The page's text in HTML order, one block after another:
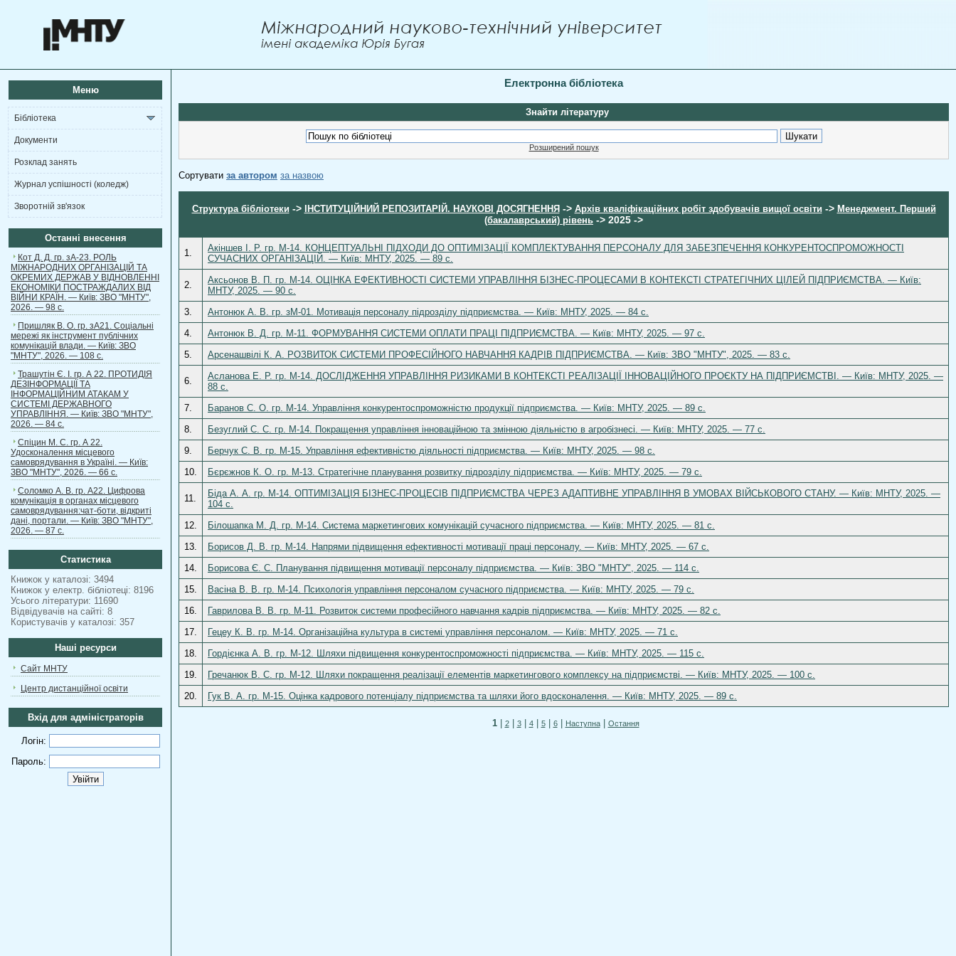
Меню
Бібліотека
Документи
Розклад занять
Журнал успішності (коледж)
Зворотній зв'язок
Останні внесення
Кот Д. Д. гр. зА-23. РОЛЬ
МІЖНАРОДНИХ ОРГАНІЗАЦІЙ ТА
ОКРЕМИХ ДЕРЖАВ У ВІДНОВЛЕННІ
ЕКОНОМІКИ ПОСТРАЖДАЛИХ ВІД
ВІЙНИ КРАЇН. — Київ: ЗВО "МНТУ",
2026. — 98 с.
Пришляк В. О. гр. зА21. Соціальні
мережі як інструмент публічних
комунікацій влади. — Київ: ЗВО
"МНТУ", 2026. — 108 с.
Трашутін Є. І. гр. А 22. ПРОТИДІЯ
ДЕЗІНФОРМАЦІЇ ТА
ІНФОРМАЦІЙНИМ АТАКАМ У
СИСТЕМІ ДЕРЖАВНОГО
УПРАВЛІННЯ. — Київ: ЗВО "МНТУ",
2026. — 84 с.
Спіцин М. С. гр. А 22.
Удосконалення місцевого
самоврядування в Україні. — Київ:
ЗВО "МНТУ", 2026. — 66 с.
Соломко А. В. гр. А22. Цифрова
комунікація в органах місцевого
самоврядування:чат-боти, відкриті
дані, портали. — Київ: ЗВО "МНТУ",
2026. — 87 с.
Статистика
Книжок у каталозі: 3494
Книжок у електр. бібліотеці: 8196
Усього літератури: 11690
Відвідувачів на сайті: 8
Користувачів у каталозі: 357
Наші ресурси
Сайт МНТУ
Центр дистанційної освіти
Вхід для адміністраторів
Логін:
Пароль:
Електронна бібліотека
Знайти літературу
Розширений пошук
Сортувати за автором за назвою
Структура бібліотеки -> ІНСТИТУЦІЙНИЙ РЕПОЗИТАРІЙ. НАУКОВІ ДОСЯГНЕННЯ-> Архів кваліфікаційних робіт здобувачів вищої освіти -> Менеджмент. Перший
(бакалаврський) рівень -> 2025 ->
1.
Акіншев І. Р. гр. М-14. КОНЦЕПТУАЛЬНІ ПІДХОДИ ДО ОПТИМІЗАЦІЇ КОМПЛЕКТУВАННЯ ПЕРСОНАЛУ ДЛЯ ЗАБЕЗПЕЧЕННЯ КОНКУРЕНТОСПРОМОЖНОСТІ
СУЧАСНИХ ОРГАНІЗАЦІЙ. — Київ: МНТУ, 2025. — 89 с.
2.
Аксьонов В. П. гр. М-14. ОЦІНКА ЕФЕКТИВНОСТІ СИСТЕМИ УПРАВЛІННЯ БІЗНЕС-ПРОЦЕСАМИ В КОНТЕКСТІ СТРАТЕГІЧНИХ ЦІЛЕЙ ПІДПРИЄМСТВА. — Київ:
МНТУ, 2025. — 90 с.
3.
Антонюк А. В. гр. зМ-01. Мотивація персоналу підрозділу підприємства. — Київ: МНТУ, 2025. — 84 с.
4.
Антонюк В. Д. гр. М-11. ФОРМУВАННЯ СИСТЕМИ ОПЛАТИ ПРАЦІ ПІДПРИЄМСТВА. — Київ: МНТУ, 2025. — 97 с.
5.
Арсенашвілі К. А. РОЗВИТОК СИСТЕМИ ПРОФЕСІЙНОГО НАВЧАННЯ КАДРІВ ПІДПРИЄМСТВА. — Київ: ЗВО "МНТУ", 2025. — 83 с.
6.
Асланова Е. Р. гр. М-14. ДОСЛІДЖЕННЯ УПРАВЛІННЯ РИЗИКАМИ В КОНТЕКСТІ РЕАЛІЗАЦІЇ ІННОВАЦІЙНОГО ПРОЄКТУ НА ПІДПРИЄМСТВІ. — Київ: МНТУ, 2025. —
88 с.
7.
Баранов С. О. гр. М-14. Управління конкурентоспроможністю продукції підприємства. — Київ: МНТУ, 2025. — 89 с.
8.
Безуглий С. С. гр. М-14. Покращення управління інноваційною та змінною діяльністю в агробізнесі. — Київ: МНТУ, 2025. — 77 с.
9.
Берчук С. В. гр. М-15. Управління ефективністю діяльності підприємства. — Київ: МНТУ, 2025. — 98 с.
10.
Бєрєжнов К. О. гр. М-13. Стратегічне планування розвитку підрозділу підприємства. — Київ: МНТУ, 2025. — 79 с.
11.
Біда А. А. гр. М-14. ОПТИМІЗАЦІЯ БІЗНЕС-ПРОЦЕСІВ ПІДПРИЄМСТВА ЧЕРЕЗ АДАПТИВНЕ УПРАВЛІННЯ В УМОВАХ ВІЙСЬКОВОГО СТАНУ. — Київ: МНТУ, 2025. —
104 с.
12.
Білошапка М. Д. гр. М-14. Система маркетингових комунікацій сучасного підприємства. — Київ: МНТУ, 2025. — 81 с.
13.
Борисов Д. В. гр. М-14. Напрями підвищення ефективності мотивації праці персоналу. — Київ: МНТУ, 2025. — 67 с.
14.
Борисова Є. С. Планування підвищення мотивації персоналу підприємства. — Київ: ЗВО "МНТУ", 2025. — 114 с.
15.
Васіна В. В. гр. М-14. Психологія управління персоналом сучасного підприємства. — Київ: МНТУ, 2025. — 79 с.
16.
Гаврилова В. В. гр. М-11. Розвиток системи професійного навчання кадрів підприємства. — Київ: МНТУ, 2025. — 82 с.
17.
Гецеу К. В. гр. М-14. Організаційна культура в системі управління персоналом. — Київ: МНТУ, 2025. — 71 с.
18.
Гордієнка А. В. гр. М-12. Шляхи підвищення конкурентоспроможності підприємства. — Київ: МНТУ, 2025. — 115 с.
19.
Гречанюк В. С. гр. М-12. Шляхи покращення реалізації елементів маркетингового комплексу на підприємстві. — Київ: МНТУ, 2025. — 100 с.
20.
Гук В. А. гр. М-15. Оцінка кадрового потенціалу підприємства та шляхи його вдосконалення. — Київ: МНТУ, 2025. — 89 с.
1| 2| 3| 4| 5| 6| Наступна| Остання